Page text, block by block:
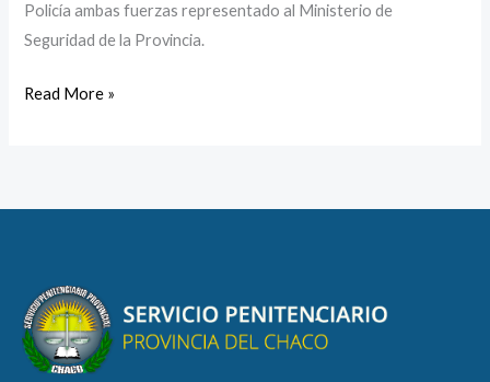
Policía ambas fuerzas representado al Ministerio de
Seguridad de la Provincia.
Read More »